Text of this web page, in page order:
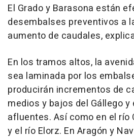
El Grado y Barasona están
desembalses preventivos a
aumento de caudales,
En los tramos altos, la
sea laminada por los
producirán incrementos de
medios y bajos del Gállego y
afluentes. Así como en el
y el río Elorz. En Aragón y